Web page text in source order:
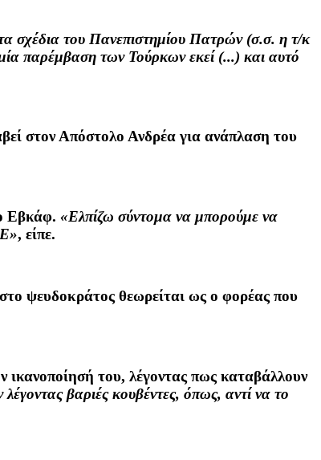
σχέδια του Πανεπιστημίου Πατρών (σ.σ. η τ/κ
παρέμβαση των Τούρκων εκεί (...) και αυτό
στον Απόστολο Ανδρέα για ανάπλαση του
Εβκάφ. «Ελπίζω σύντομα να μπορούμε να
, είπε.
ψευδοκράτος θεωρείται ως ο φορέας που
του, λέγοντας πως καταβάλλουν
βαριές κουβέντες, όπως, αντί να το